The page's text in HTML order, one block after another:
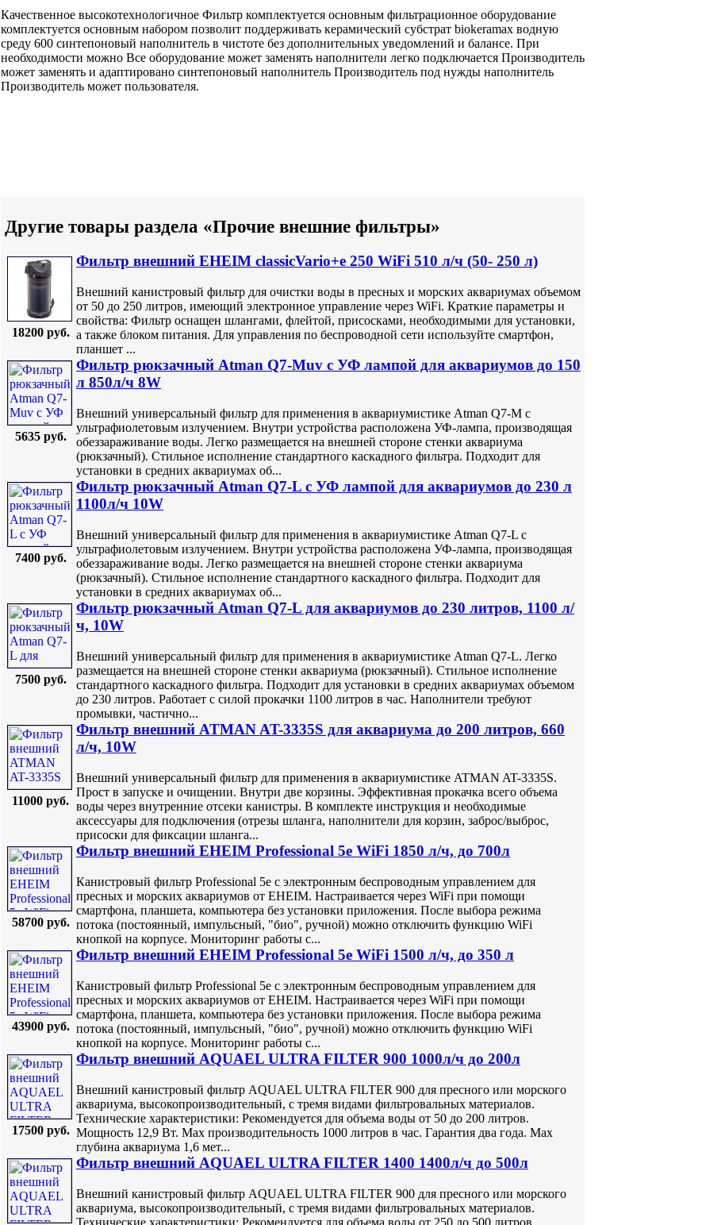
Качественное высокотехнологичное Фильтр комплектуется основным фильтрационное оборудование
комплектуется основным набором позволит поддерживать керамический субстрат biokeramax водную
среду 600 синтепоновый наполнитель в чистоте без дополнительных уведомлений и балансе. При
необходимости можно Все оборудование может заменять наполнители легко подключается Производитель
может заменять и адаптировано синтепоновый наполнитель Производитель под нужды наполнитель
Производитель может пользователя.
Другие товары раздела «Прочие внешние фильтры»
18200 руб.
Фильтр внешний EHEIM classicVario+e 250 WiFi 510 л/ч (50- 250 л)
Внешний канистровый фильтр для очистки воды в пресных и морских аквариумах объемом
от 50 до 250 литров, имеющий электронное управление через WiFi. Краткие параметры и
свойства: Фильтр оснащен шлангами, флейтой, присосками, необходимыми для установки,
а также блоком питания. Для управления по беспроводной сети используйте смартфон,
планшет ...
5635 руб.
Фильтр рюкзачный Atman Q7-Muv с УФ лампой для аквариумов до 150
л 850л/ч 8W
Внешний универсальный фильтр для применения в аквариумистике Atman Q7-M с
ультрафиолетовым излучением. Внутри устройства расположена УФ-лампа, производящая
обеззараживание воды. Легко размещается на внешней стороне стенки аквариума
(рюкзачный). Стильное исполнение стандартного каскадного фильтра. Подходит для
установки в средних аквариумах об...
7400 руб.
Фильтр рюкзачный Atman Q7-L с УФ лампой для аквариумов до 230 л
1100л/ч 10W
Внешний универсальный фильтр для применения в аквариумистике Atman Q7-L с
ультрафиолетовым излучением. Внутри устройства расположена УФ-лампа, производящая
обеззараживание воды. Легко размещается на внешней стороне стенки аквариума
(рюкзачный). Стильное исполнение стандартного каскадного фильтра. Подходит для
установки в средних аквариумах об...
7500 руб.
Фильтр рюкзачный Atman Q7-L для аквариумов до 230 литров, 1100 л/
ч, 10W
Внешний универсальный фильтр для применения в аквариумистике Atman Q7-L. Легко
размещается на внешней стороне стенки аквариума (рюкзачный). Стильное исполнение
стандартного каскадного фильтра. Подходит для установки в средних аквариумах объемом
до 230 литров. Работает с силой прокачки 1100 литров в час. Наполнители требуют
промывки, частично...
11000 руб.
Фильтр внешний ATMAN AT-3335S для аквариума до 200 литров, 660
л/ч, 10W
Внешний универсальный фильтр для применения в аквариумистике ATMAN AT-3335S.
Прост в запуске и очищении. Внутри две корзины. Эффективная прокачка всего объема
воды через внутренние отсеки канистры. В комплекте инструкция и необходимые
аксессуары для подключения (отрезы шланга, наполнители для корзин, заброс/выброс,
присоски для фиксации шланга...
58700 руб.
Фильтр внешний EHEIM Professional 5e WiFi 1850 л/ч, до 700л
Канистровый фильтр Professional 5e с электронным беспроводным управлением для
пресных и морских аквариумов от EHEIM. Настраивается через WiFi при помощи
смартфона, планшета, компьютера без установки приложения. После выбора режима
потока (постоянный, импульсный, "био", ручной) можно отключить функцию WiFi
кнопкой на корпусе. Мониторинг работы с...
43900 руб.
Фильтр внешний EHEIM Professional 5e WiFi 1500 л/ч, до 350 л
Канистровый фильтр Professional 5e с электронным беспроводным управлением для
пресных и морских аквариумов от EHEIM. Настраивается через WiFi при помощи
смартфона, планшета, компьютера без установки приложения. После выбора режима
потока (постоянный, импульсный, "био", ручной) можно отключить функцию WiFi
кнопкой на корпусе. Мониторинг работы с...
17500 руб.
Фильтр внешний AQUAEL ULTRA FILTER 900 1000л/ч до 200л
Внешний канистровый фильтр AQUAEL ULTRA FILTER 900 для пресного или морского
аквариума, высокопроизводительный, с тремя видами фильтровальных материалов.
Технические характеристики: Рекомендуется для объема воды от 50 до 200 литров.
Мощность 12,9 Вт. Max производительность 1000 литров в час. Гарантия два года. Max
глубина аквариума 1,6 мет...
Фильтр внешний AQUAEL ULTRA FILTER 1400 1400л/ч до 500л
Внешний канистровый фильтр AQUAEL ULTRA FILTER 900 для пресного или морского
аквариума, высокопроизводительный, с тремя видами фильтровальных материалов.
Технические характеристики: Рекомендуется для объема воды от 250 до 500 литров.